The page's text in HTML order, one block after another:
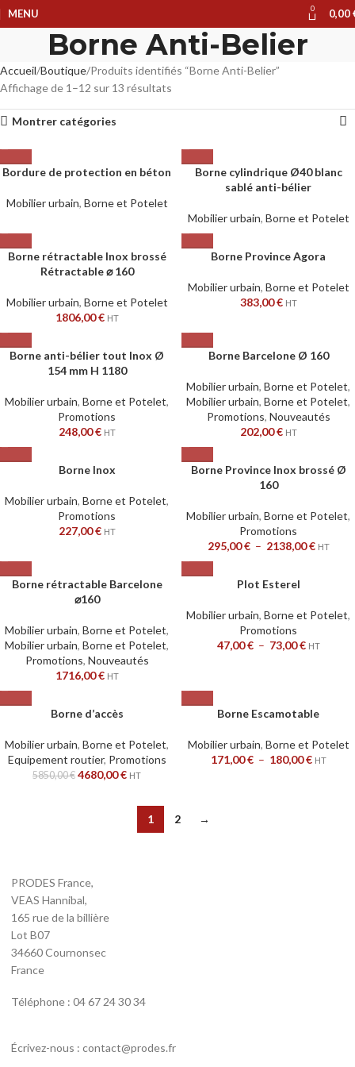
MENU 0 0,00
Borne Anti-Belier
Accueil Boutique Produits identifiés “Borne Anti-Belier”
Affichage de 1–12 sur 13 résultats
Montrer catégories
Bordure de protection en béton
Mobilier urbain, Borne et Potelet
Borne cylindrique Ø40 blanc
sablé anti-bélier
Mobilier urbain, Borne et Potelet
Borne rétractable Inox brossé
Rétractable ⌀ 160
Mobilier urbain, Borne et Potelet
1806,00€ HT
Borne Province Agora
Mobilier urbain, Borne et Potelet
383,00€ HT
Borne anti-bélier tout Inox Ø
154 mm H 1180
Mobilier urbain, Borne et Potelet,
Promotions
248,00€ HT
Borne Barcelone Ø 160
Mobilier urbain, Borne et Potelet,
Mobilier urbain, Borne et Potelet,
Promotions, Nouveautés
202,00€ HT
Borne Inox
Mobilier urbain, Borne et Potelet,
Promotions
227,00€ HT
Borne Province Inox brossé Ø
160
Mobilier urbain, Borne et Potelet,
Promotions
295,00€ – 2138,00€ HT
Borne rétractable Barcelone
⌀160
Mobilier urbain, Borne et Potelet,
Mobilier urbain, Borne et Potelet,
Promotions, Nouveautés
1716,00€ HT
Plot Esterel
Mobilier urbain, Borne et Potelet,
Promotions
47,00€ – 73,00€ HT
Borne d’accès
Mobilier urbain, Borne et Potelet,
Equipement routier, Promotions
5850,00€ 4680,00€ HT
Borne Escamotable
Mobilier urbain, Borne et Potelet
171,00€ – 180,00€ HT
1 2 →
PRODES France,
VEAS Hannibal,
165 rue de la billière
Lot B07
34660 Cournonsec
France
Téléphone : 04 67 24 30 34
Écrivez-nous : contact@prodes.fr